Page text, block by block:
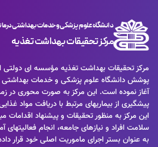
دستاوردهای اصلی و جوابگوی سوالات
اساسا مورد استفاده قرار گیرد.
متخصصان را می طلبد تا با نرم افزارها شناخت
ای علی الخصوص طراحان خلاقی و فرهنگ
در این صورت می توان امید داشت که تمام و
دستاوردهای اصلی و جوابگوی سوالات
اساسا مورد استفاده قرار گیرد.
دانشگاه علوم پزشکی و خدمات بهداشتی
مرکز تحقیقات بهداشت تغذیه
پوشش دانشگاه علوم پزشکی و خدمات بهداشتی
آغاز نموده است. این مرکز به صورت محوری در
پیشگیری از بیماریهای مرتبط با دریافت مواد
این مرکز به منظور تحقیقات و پیشنهاد اقدامات
سلامت افراد و نیازهای جامعه، انجام
به عنوان بستر اجرای ماموریت اصلی خود قرار